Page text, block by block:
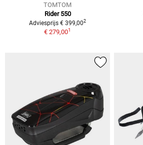
TOMTOM
Rider 550
Adviesprijs € 399,002
€ 279,001